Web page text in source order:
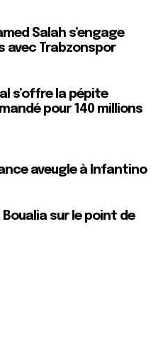
Salah s’engage
avec Trabzonspor
s’offre la pépite
pour 140 millions
aveugle à Infantino
sur le point de